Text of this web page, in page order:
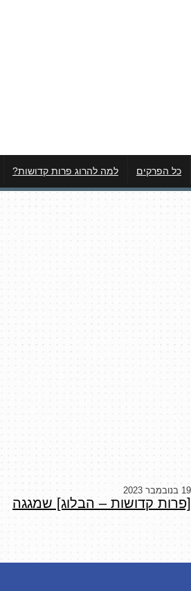
כל הפרקים למה להרוג פרות קדושות?
19 בנובמבר 2023
[פרות קדושות – הבלוג] שמגגה